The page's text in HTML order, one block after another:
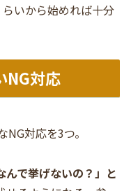
らいから始めれば十分
NG対応
対応を3つ。
で挙げないの？」と